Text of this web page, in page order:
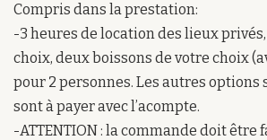
Compris dans la prestation:
-3 heures de location des lieux
choix, deux boissons de votre choix
pour 2 personnes. Les autres options
sont à payer avec l’acompte.
-ATTENTION : la commande doit être